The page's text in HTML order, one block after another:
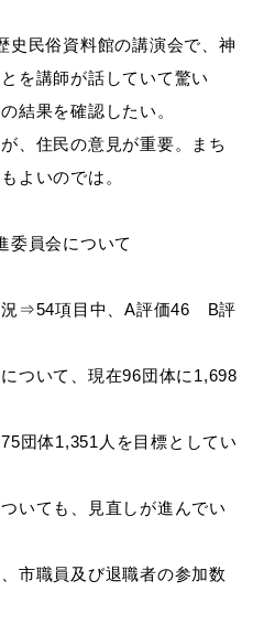
（はまだ暮らし）
各課への
民俗資料館の講演会で、神
を講師が話していて驚い
結果を確認したい。
住民の意見が重要。まち
よいのでは。
委員会について
⇒54項目中、A評価46 B評
いて、現在96団体に1,698
体1,351人を目標としてい
ても、見直しが進んでい
職員及び退職者の参加数